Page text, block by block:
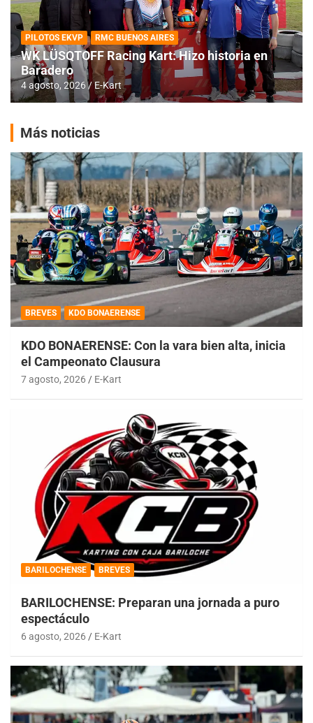
PILOTOS EKVP RMC BUENOS AIRES
WK LÜSQTOFF Racing Kart: Hizo historia en
Baradero
4 agosto, 2026 E-Kart
Más noticias
BREVES KDO BONAERENSE
KDO BONAERENSE: Con la vara bien alta, inicia
el Campeonato Clausura
7 agosto, 2026 E-Kart
BARILOCHENSE BREVES
BARILOCHENSE: Preparan una jornada a puro
espectáculo
6 agosto, 2026 E-Kart